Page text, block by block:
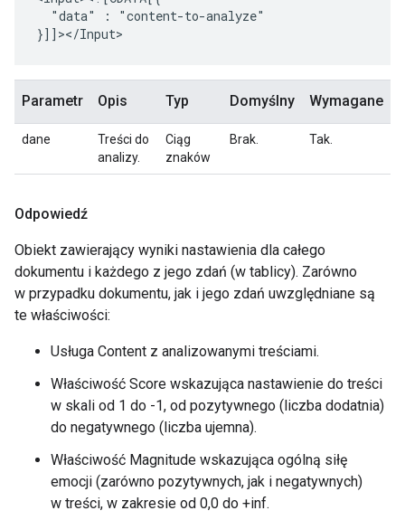
"data"
:
"content-to-analyze"
Parametr Opis Typ Domyślny Wymagane
dane
Treści do
analizy.
Ciąg
znaków
Brak. Tak.
Odpowiedź
Obiekt zawierający wyniki nastawienia dla całego
dokumentu i każdego z jego zdań (w tablicy). Zarówno
w przypadku dokumentu, jak i jego zdań uwzględniane są
te właściwości:
Usługa Content z analizowanymi treściami.
Właściwość Score wskazująca nastawienie do treści
w skali od 1 do -1, od pozytywnego (liczba dodatnia)
do negatywnego (liczba ujemna).
Właściwość Magnitude wskazująca ogólną siłę
emocji (zarówno pozytywnych, jak i negatywnych)
w treści, w zakresie od 0,0 do +inf.